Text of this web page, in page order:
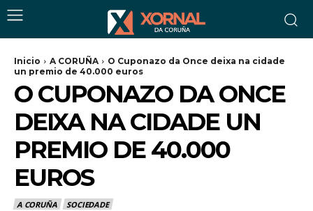
Inicio A CORUÑA
O Cuponazo da Once deixa na cidade
un premio de 40.000 euros
O CUPONAZO DA ONCE
DEIXA NA CIDADE UN
PREMIO DE 40.000
EUROS
A CORUÑA SOCIEDADE